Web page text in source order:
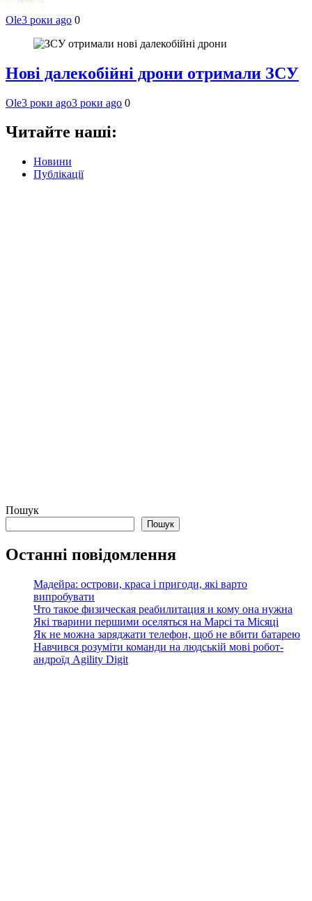
Ole3 роки ago 0
Нові далекобійні дрони отримали ЗСУ
Ole3 роки ago3 роки ago 0
Читайте наші:
Новини
Публікації
Пошук
Пошук
Останні повідомлення
Мадейра: острови, краса і пригоди, які варто
випробувати
Что такое физическая реабилитация и кому она нужна
Які тварини першими оселяться на Марсі та Місяці
Як не можна заряджати телефон, щоб не вбити батарею
Навчився розуміти команди на людській мові робот-
андроїд Agility Digit